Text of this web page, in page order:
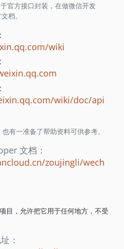
官方接口封装，在做微信开发
档。
wiki
wiki/doc/api
有一准备了帮助资料可供参考。
文档：
zoujingli/wech
目，允许把它用于任何地方，不受
：